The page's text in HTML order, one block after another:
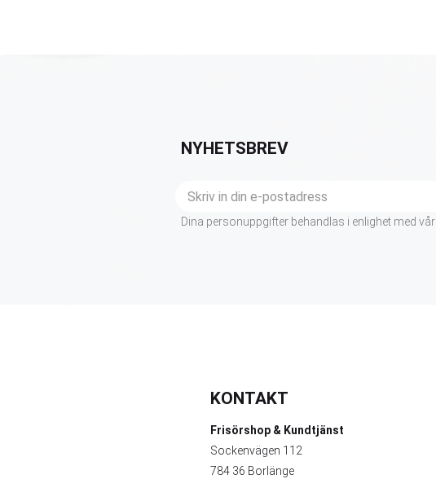
NYHETSBREV
Dina personuppgifter behandlas i enlighet med vår
KONTAKT
Frisörshop & Kundtjänst
Sockenvägen 112
784 36 Borlänge